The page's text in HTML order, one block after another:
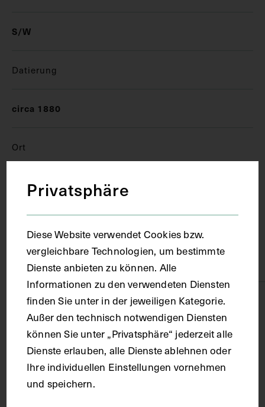
S/W
Datierung
circa 1880
Ort
Wien
Papier
Technik
Fotografie
Privatsphäre
Diese Website verwendet Cookies bzw.
vergleichbare Technologien, um bestimmte
Dienste anbieten zu können. Alle
Informationen zu den verwendeten Diensten
finden Sie unter in der jeweiligen Kategorie.
Außer den technisch notwendigen Diensten
können Sie unter „Privatsphäre“ jederzeit alle
Dienste erlauben, alle Dienste ablehnen oder
Ihre individuellen Einstellungen vornehmen
und speichern.